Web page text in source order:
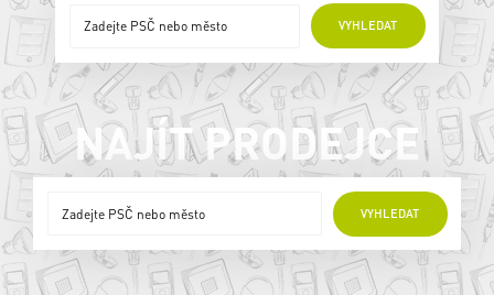
VYHLEDAT
ONLINE PRODEJCI
NAJÍT PRODEJCE
VYHLEDAT
ONLINE PRODEJCI